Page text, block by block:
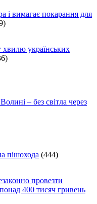
і вимагає покарання для
українських
– без світла через
пішохода (444)
провезти
400 тисяч гривень